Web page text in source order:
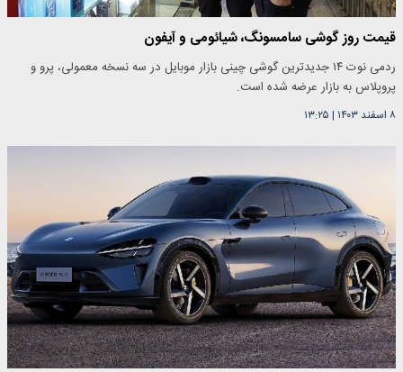
قیمت روز گوشی سامسونگ، شیائومی و آیفون
ردمی نوت ۱۴ جدیدترین گوشی چینی بازار موبایل در سه نسخه معمولی، پرو و
پروپلاس به بازار عرضه شده است.
۸ اسفند ۱۴۰۳ | ۱۳:۲۵